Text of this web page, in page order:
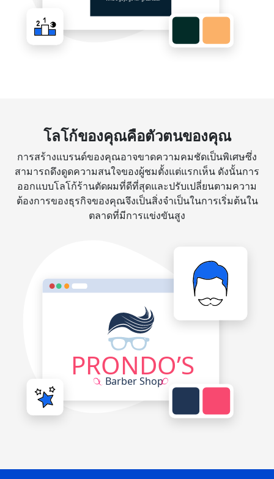
โลโก้ของคุณคือตัวตนของคุณ
การสร้างแบรนด์ของคุณอาจขาดความคมชัดเป็นพิเศษซึ่ง
สามารถดึงดูดความสนใจของผู้ชมตั้งแต่แรกเห็น ดังนั้นการ
ออกแบบโลโก้ร้านตัดผมที่ดีที่สุดและปรับเปลี่ยนตามความ
ต้องการของธุรกิจของคุณจึงเป็นสิ่งจำเป็นในการเริ่มต้นใน
ตลาดที่มีการแข่งขันสูง